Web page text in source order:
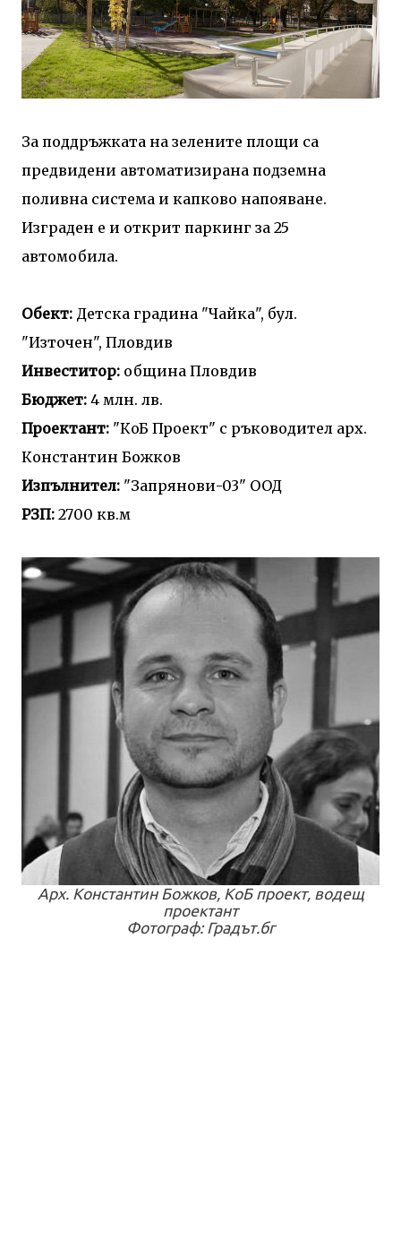
За поддръжката на зелените площи са
предвидени автоматизирана подземна
поливна система и капково напояване.
Изграден е и открит паркинг за 25
автомобила.
Обект: Детска градина "Чайка", бул.
"Източен", Пловдив
Инвеститор: община Пловдив
Бюджет: 4 млн. лв.
Проектант: "КоБ Проект" с ръководител арх.
Константин Божков
Изпълнител: "Запрянови-03" ООД
РЗП: 2700 кв.м
Арх. Константин Божков, КоБ проект, водещ
проектант
Фотограф: Градът.бг